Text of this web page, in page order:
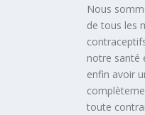
Nous
de tous les
notre santé
enfin avoir
toute